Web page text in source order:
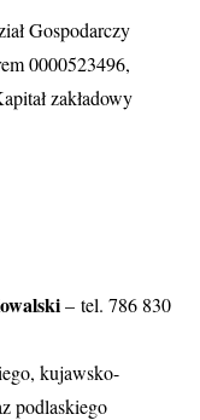
Gospodarczy
0000523496,
zakładowy
– tel. 786 830
kujawsko-
podlaskiego